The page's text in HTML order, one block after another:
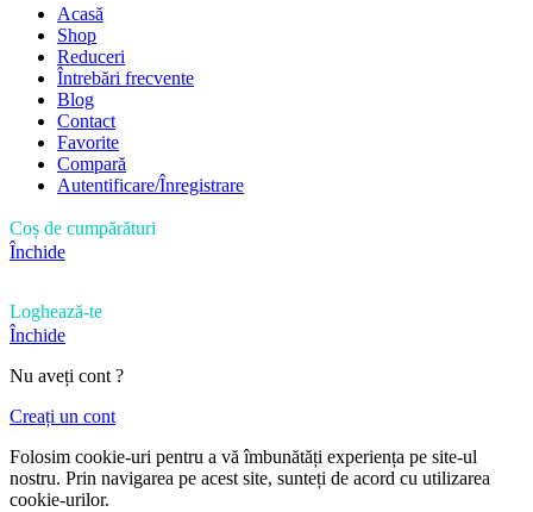
Acasă
Shop
Reduceri
Întrebări frecvente
Blog
Contact
Favorite
Compară
Autentificare/Înregistrare
Coș de cumpărături
Închide
Loghează-te
Închide
Nu aveți cont ?
Creați un cont
Folosim cookie-uri pentru a vă îmbunătăți experiența pe site-ul
nostru. Prin navigarea pe acest site, sunteți de acord cu utilizarea
cookie-urilor.